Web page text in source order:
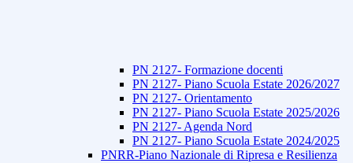
PN 2127- Formazione docenti
PN 2127- Piano Scuola Estate 2026/2027
PN 2127- Orientamento
PN 2127- Piano Scuola Estate 2025/2026
PN 2127- Agenda Nord
PN 2127- Piano Scuola Estate 2024/2025
PNRR-Piano Nazionale di Ripresa e Resilienza